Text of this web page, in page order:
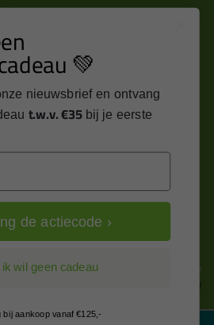
deals rechtstreeks in je
Alle prijzen zijn in EURO en excl. 21% BTW
wijzig naar incl. BTW
💚
nieuwsbrief en ontvang
t.w.v. €35 bij je eerste
de actiecode ›
ik wil geen cadeau
bij aankoop vanaf €125,-